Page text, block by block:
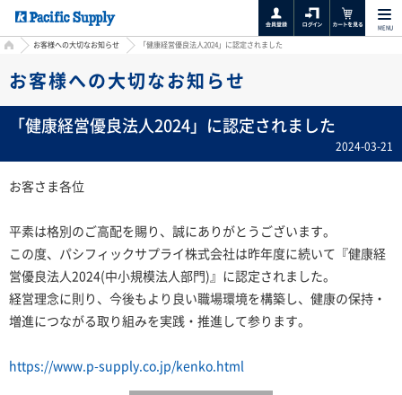
MENU
HOMEお客様への大切なお知らせ 「健康経営優良法人2024」に認定されました
お客様への大切なお知らせ
「健康経営優良法人2024」に認定されました
2024-03-21
お客さま各位
平素は格別のご高配を賜り、誠にありがとうございます。
この度、パシフィックサプライ株式会社は昨年度に続いて『健康経
営優良法人2024(中小規模法人部門)』に認定されました。
経営理念に則り、今後もより良い職場環境を構築し、健康の保持・
増進につながる取り組みを実践・推進して参ります。
https://www.p-supply.co.jp/kenko.html